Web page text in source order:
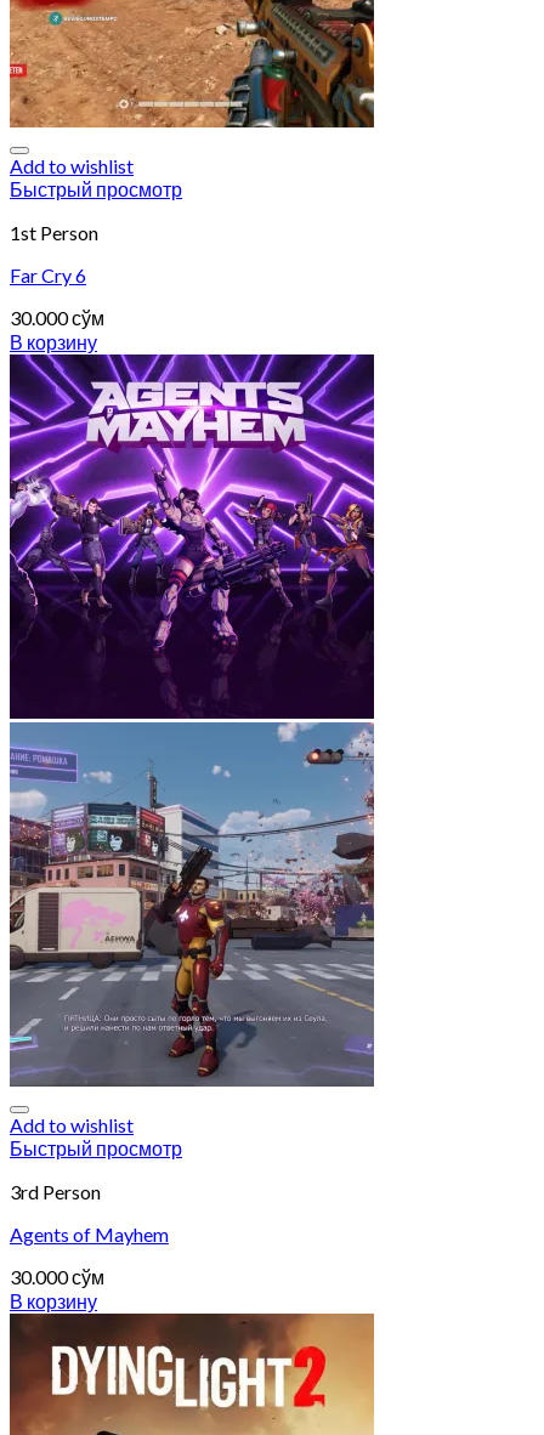
Add to wishlist
Быстрый просмотр
1st Person
Far Cry 6
30.000сўм
В корзину
Add to wishlist
Быстрый просмотр
3rd Person
Agents of Mayhem
30.000сўм
В корзину